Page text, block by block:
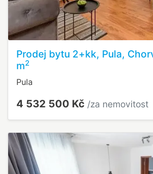
Prodej bytu 2+kk, Pula,
m2
Pula
4 532 500 Kč /za nemovitost